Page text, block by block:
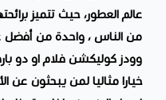
عالم العطور، حيث تتميز
من الناس ، واحدة من أفضل
خيارا مثاليا لمن يبحثون عن